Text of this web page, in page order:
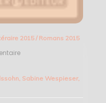
2015/ Romans 2015
on
des
, Sabine Wespieser,